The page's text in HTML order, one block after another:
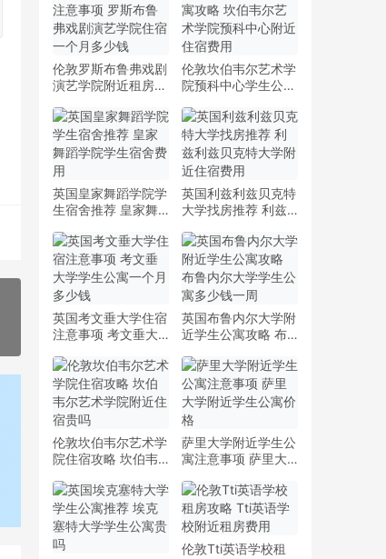
伦敦罗斯布鲁弗戏剧
演艺学院附近租房注
戏剧演艺学院住宿一
个月多少钱
伦敦坎伯韦尔艺术学
院预科中心学生公寓
学院预科中心附近住
宿费用
英国皇家舞蹈学院学
生宿舍推荐 皇家舞
英国利兹利兹贝克特
大学找房推荐 利兹
住宿费用
英国考文垂大学住宿
注意事项 考文垂大
少钱
英国布鲁内尔大学附
近学生公寓攻略 布
多少钱一周
伦敦坎伯韦尔艺术学
院住宿攻略 坎伯韦
贵吗
萨里大学附近学生公
寓注意事项 萨里大
伦敦Tti英语学校租